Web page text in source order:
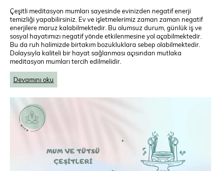
Çeşitli meditasyon mumları sayesinde evinizden negatif enerji
temizliği yapabilirsiniz. Ev ve işletmelerimiz zaman zaman negatif
enerjilere maruz kalabilmektedir. Bu olumsuz durum, günlük iş ve
sosyal hayatımızı negatif yönde etkilenmesine yol açabilmektedir.
Bu da ruh halimizde birtakım bozukluklara sebep olabilmektedir.
Dolaysıyla kaliteli bir hayat sağlanması açısından mutlaka
meditasyon mumları tercih edilmelidir.
Devamını oku